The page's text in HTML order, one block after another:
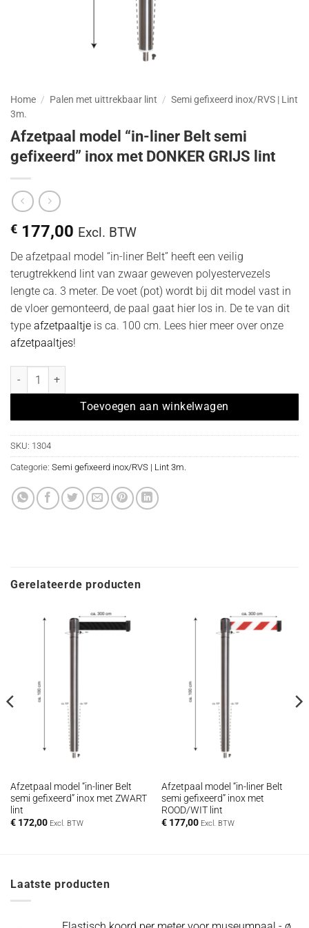
Home / Palen met uittrekbaar lint / Semi gefixeerd inox/RVS | Lint
3m.
Afzetpaal model “in-liner Belt semi
gefixeerd” inox met DONKER GRIJS lint
€ 177,00 Excl. BTW
De afzetpaal model “in-liner Belt” heeft een veilig
terugtrekkend lint van zwaar geweven polyestervezels
lengte ca. 3 meter. De voet (pot) wordt bij dit model vast in
de vloer gemonteerd, de paal gaat hier los in. De te van dit
type afzetpaaltje is ca. 100 cm. Lees hier meer over onze
afzetpaaltjes!
Afzetpaal model "in-liner Belt semi gefixeerd" inox met DONKER
Toevoegen aan winkelwagen
SKU: 1304
Categorie: Semi gefixeerd inox/RVS | Lint 3m.
Gerelateerde producten
Afzetpaal model “in-liner Belt
semi gefixeerd” inox met ZWART
lint
€172,00 Excl. BTW
Afzetpaal model “in-liner Belt
semi gefixeerd” inox met
ROOD/WIT lint
€177,00 Excl. BTW
Laatste producten